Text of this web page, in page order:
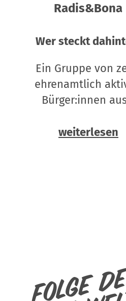
Radis&Bona
Wer steckt
Ein Gruppe von
ehrenamtlich
Bürger:innen
weiterlesen
Folge